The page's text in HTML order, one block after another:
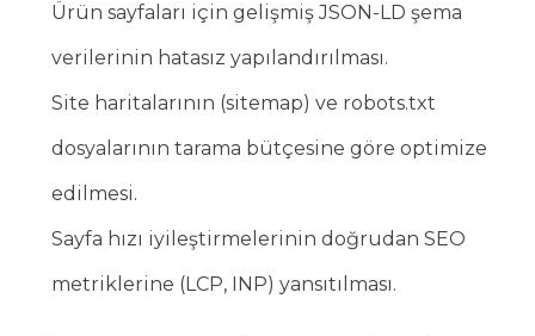
Ürün sayfaları için gelişmiş JSON-LD şema
verilerinin hatasız yapılandırılması.
Site haritalarının (sitemap) ve robots.txt
dosyalarının tarama bütçesine göre optimize
edilmesi.
Sayfa hızı iyileştirmelerinin doğrudan SEO
metriklerine (LCP, INP) yansıtılması.